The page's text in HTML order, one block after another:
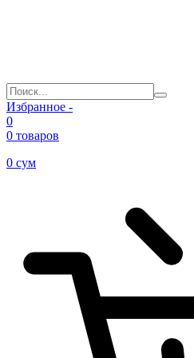
Избранное -
0
0 товаров
0 сум